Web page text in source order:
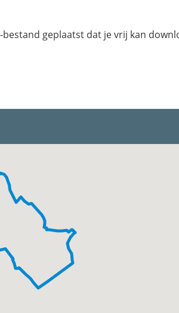
bestand geplaatst dat je vrij kan